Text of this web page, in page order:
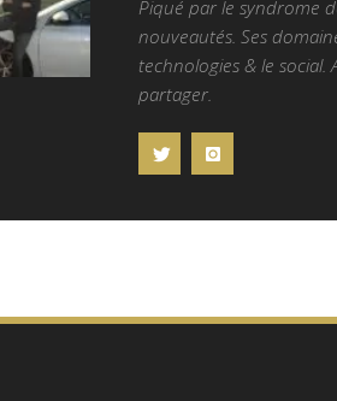
Piqué par le syndrome
nouveautés. Ses
technologies & le
partager.